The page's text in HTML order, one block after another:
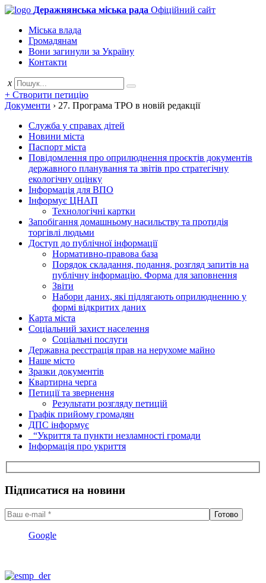
Деражнянська міська рада Офіційний сайт
Міська влада
Громадянам
Вони загинули за Україну
Контакти
x
+ Створити петицію
Документи › 27. Програма ТРО в новій редакції
Служба у справах дітей
Новини міста
Паспорт міста
Повідомлення про оприлюднення проєктів документів
державного планування та звітів про стратегічну
екологічну оцінку
Інформація для ВПО
Інформує ЦНАП
Технологічні картки
Запобігання домашньому насильству та протидія
торгівлі людьми
Доступ до публічної інформації
Нормативно-правова база
Порядок складання, подання, розгляд запитів на
публічну інформацію. Форма для заповнення
Звіти
Набори даних, які підлягають оприлюдненню у
формі відкритих даних
Карта міста
Соціальний захист населення
Соціальні послуги
Державна реєстрація прав на нерухоме майно
Наше місто
Зразки документів
Квартирна черга
Петиції та звернення
Результати розгляду петицій
Графік прийому громадян
ДПС інформує
“Укриття та пункти незламності громади
Інформація про укриття
Підписатися на новини
Google